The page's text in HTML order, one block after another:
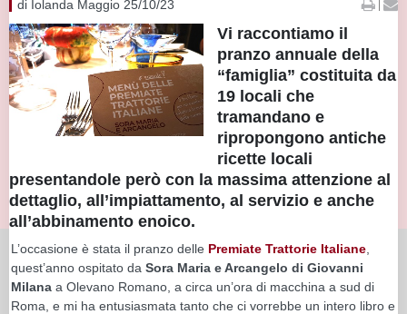
di Iolanda Maggio 25/10/23 |
Vi raccontiamo il
pranzo annuale della
“famiglia” costituita da
19 locali che
tramandano e
ripropongono antiche
ricette locali
presentandole però con la massima attenzione al
dettaglio, all’impiattamento, al servizio e anche
all’abbinamento enoico.
L’occasione è stata il pranzo delle Premiate Trattorie Italiane
quest’anno ospitato da Sora Maria e Arcangelo di Giovanni
Milana a Olevano Romano, a circa un’ora di macchina a sud di
Roma, e mi ha entusiasmata tanto che ci vorrebbe un intero libro e